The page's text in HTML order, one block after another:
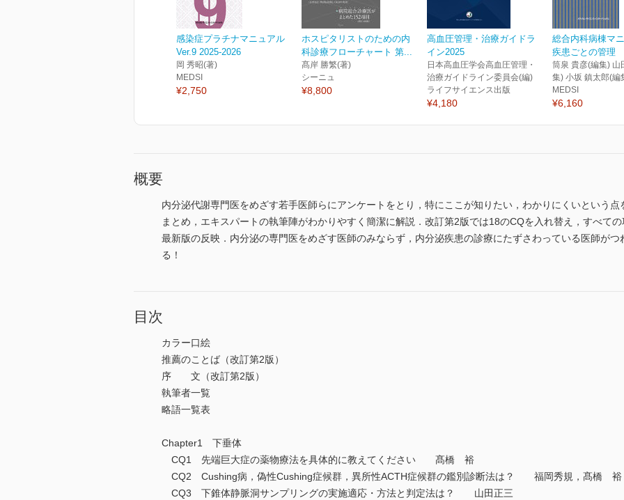
感染症プラチナマニュアル
Ver.9 2025-2026
岡 秀昭(著)
MEDSI
¥2,750
ホスピタリストのための内
科診療フローチャート 第...
髙岸 勝繁(著)
シーニュ
¥8,800
高血圧管理・治療ガイドラ
イン2025
日本高血圧学会高血圧管理・
治療ガイドライン委員会(編)
ライフサイエンス出版
¥4,180
総合内科病棟マ
疾患ごとの管理
筒泉 貴彦(編集) 山
集) 小坂 鎮太郎(編
MEDSI
¥6,160
概要
内分泌代謝専門医をめざす若手医師らにアンケートをとり，特にここが知りたい，わかりにくいという
まとめ，エキスパートの執筆陣がわかりやすく簡潔に解説．改訂第2版では18のCQを入れ替え，すべて
最新版の反映．内分泌の専門医をめざす医師のみならず，内分泌疾患の診療にたずさわっている医師が
る！
目次
カラー口絵
推薦のことば（改訂第2版）
序 文（改訂第2版）
執筆者一覧
略語一覧表
Chapter1 下垂体
CQ1 先端巨大症の薬物療法を具体的に教えてください 髙橋 裕
CQ2 Cushing病，偽性Cushing症候群，異所性ACTH症候群の鑑別診断法は？ 福岡秀規，髙橋 裕
CQ3 下錐体静脈洞サンプリングの実施適応・方法と判定法は？ 山田正三